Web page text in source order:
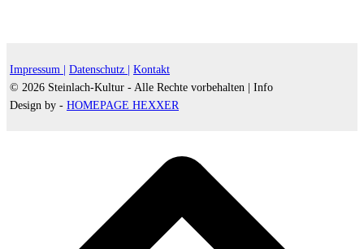
Impressum | Datenschutz |
Kontakt
© 2026 Steinlach-Kultur - Alle Rechte vorbehalten |
Info
Design by - HOMEPAGE HEXXER